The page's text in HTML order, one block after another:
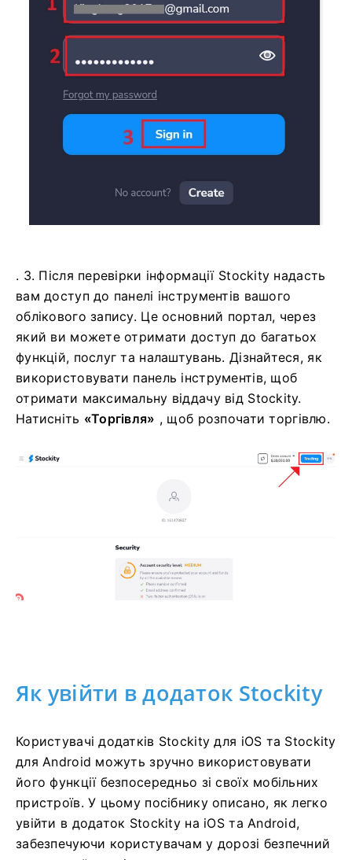
. 3. Після перевірки інформації Stockity надасть
вам доступ до панелі інструментів вашого
облікового запису. Це основний портал, через
який ви можете отримати доступ до багатьох
функцій, послуг та налаштувань. Дізнайтеся, як
використовувати панель інструментів, щоб
отримати максимальну віддачу від Stockity.
Натисніть «Торгівля» , щоб розпочати торгівлю.
Як увійти в додаток Stockity
Користувачі додатків Stockity для iOS та Stockity
для Android можуть зручно використовувати
його функції безпосередньо зі своїх мобільних
пристроїв. У цьому посібнику описано, як легко
увійти в додаток Stockity на iOS та Android,
забезпечуючи користувачам у дорозі безпечний